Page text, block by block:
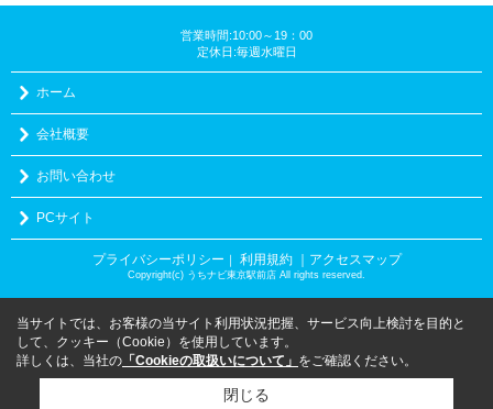
営業時間:10:00～19：00
定休日:毎週水曜日
ホーム
会社概要
お問い合わせ
PCサイト
プライバシーポリシー 利用規約 ｜アクセスマップ
Copyright(c) うちナビ東京駅前店 All rights reserved.
当サイトでは、お客様の当サイト利用状況把握、サービス向上検討を目的と
して、クッキー（Cookie）を使用しています。
詳しくは、当社の 「Cookieの取扱いについて」 をご確認ください。
閉じる